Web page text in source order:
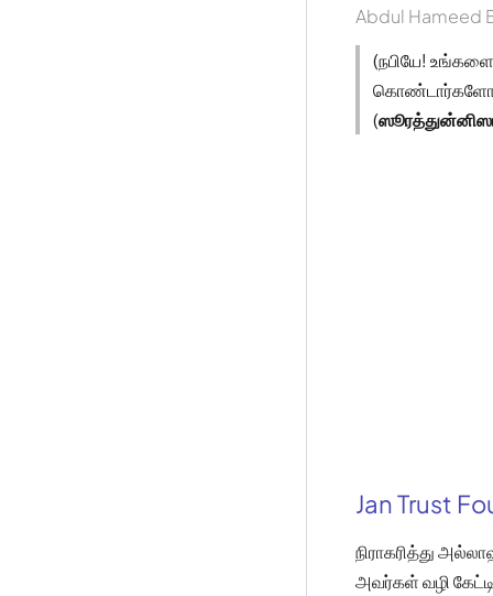
Abdul Hameed
(நபியே!
கொண்டார்களோ
(
Jan Trust
நிராகரித்து
அவர்கள் வழி